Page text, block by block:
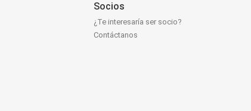
Socios
¿Te interesaría ser socio?
Contáctanos